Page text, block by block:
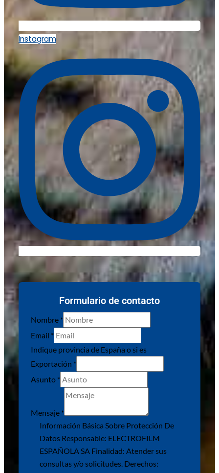
Instagram
Formulario de contacto
Nombre *
Email *
provincia
Finalidad:
Protección
Indique provincia de España o si es
Exportación *
Asunto *
Mensaje *
Información Básica Sobre Protección De
Datos Responsable: ELECTROFILM
ESPAÑOLA SA Finalidad: Atender sus
consultas y/o solicitudes. Derechos: